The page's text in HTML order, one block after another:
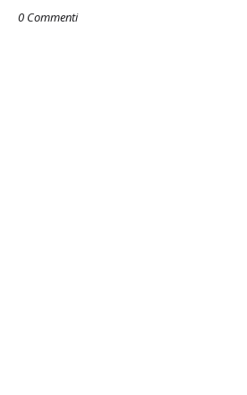
0 Commenti